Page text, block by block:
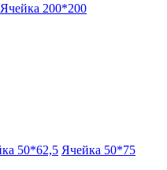
Ячейка 200*200
50*62,5 Ячейка 50*75